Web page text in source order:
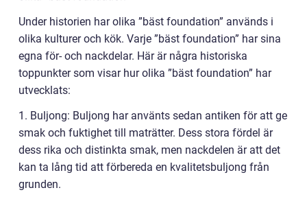
Under historien har olika ”bäst foundation” används i
olika kulturer och kök. Varje ”bäst foundation” har sina
egna för- och nackdelar. Här är några historiska
toppunkter som visar hur olika ”bäst foundation” har
utvecklats:
1. Buljong: Buljong har använts sedan antiken för att ge
smak och fuktighet till maträtter. Dess stora fördel är
dess rika och distinkta smak, men nackdelen är att det
kan ta lång tid att förbereda en kvalitetsbuljong från
grunden.